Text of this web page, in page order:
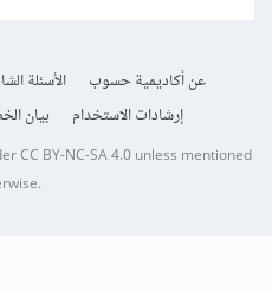
عن أكاديمية حسوب الأسئلة
إرشادات الاستخدام
بيان
CC BY-NC-SA 4.0unless mentioned